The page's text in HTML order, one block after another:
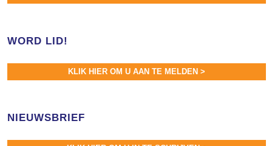
WORD LID!
KLIK HIER OM U AAN TE MELDEN >
NIEUWSBRIEF